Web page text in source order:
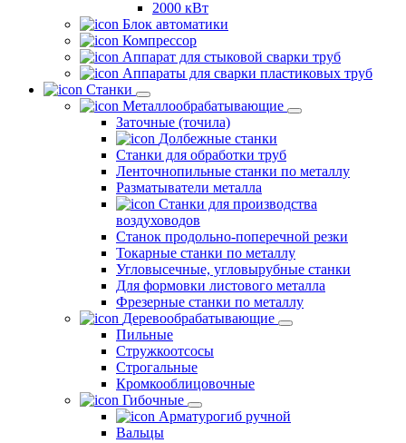
2000 кВт
Блок автоматики
Компрессор
Аппарат для стыковой сварки труб
Аппараты для сварки пластиковых труб
Станки
Металлообрабатывающие
Заточные (точила)
Долбежные станки
Станки для обработки труб
Ленточнопильные станки по металлу
Разматыватели металла
Станки для производства
воздуховодов
Станок продольно-поперечной резки
Токарные станки по металлу
Угловысечные, угловырубные станки
Для формовки листового металла
Фрезерные станки по металлу
Деревообрабатывающие
Пильные
Стружкоотсосы
Строгальные
Кромкооблицовочные
Гибочные
Арматурогиб ручной
Вальцы